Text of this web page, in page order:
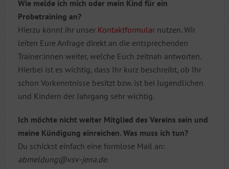
Wie melde ich mich oder mein Kind für ein
Probetraining an?
Hierzu könnt ihr unser Kontaktformularnutzen. Wir
leiten Eure Anfrage direkt an die entsprechenden
Trainer:innen weiter, welche Euch zeitnah antworten.
Hierbei ist es wichtig, dass Ihr kurz beschreibt, ob Ihr
schon Vorkenntnisse besitzt bzw. ist bei Jugendlichen
und Kindern der Jahrgang sehr wichtig.
Ich möchte nicht weiter Mitglied des Vereins sein und
meine Kündigung einreichen. Was muss ich tun?
Du schickst einfach eine formlose Mail an:
abmeldung@vsv-jena.de.